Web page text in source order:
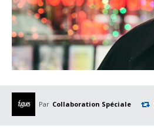
Par Collaboration Spéciale